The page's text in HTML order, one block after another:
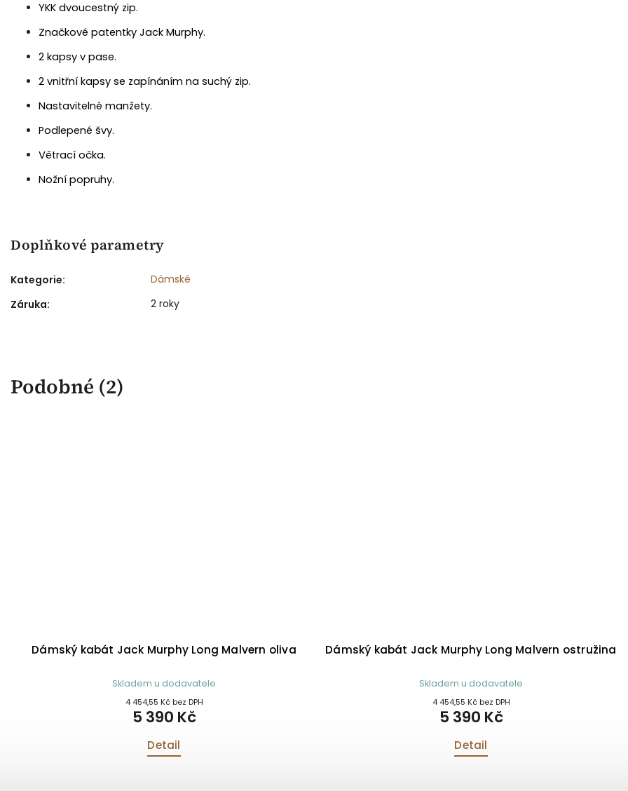
YKK dvoucestný zip.
Značkové patentky Jack Murphy.
2 kapsy v pase.
2 vnitřní kapsy se zapínáním na suchý zip.
Nastavitelné manžety.
Podlepené švy.
Větrací očka.
Nožní popruhy.
Doplňkové parametry
Kategorie:
Dámské
Záruka: 2 roky
Podobné (2)
Dámský kabát Jack Murphy Long Malvern oliva
Skladem u dodavatele
4 454,55 Kč bez DPH
5 390 Kč
Detail
Dámský kabát Jack Murphy Long Malvern ostružina
Skladem u dodavatele
4 454,55 Kč bez DPH
5 390 Kč
Detail